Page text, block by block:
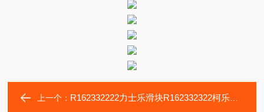
上一个： R162332222力士乐滑块R162332322柯乐矫平机精密零轴承